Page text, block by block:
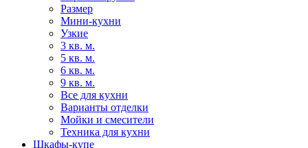
Размер
Мини-кухни
Узкие
3 кв. м.
5 кв. м.
6 кв. м.
9 кв. м.
Все для кухни
Варианты отделки
Мойки и смесители
Техника для кухни
Шкафы-купе